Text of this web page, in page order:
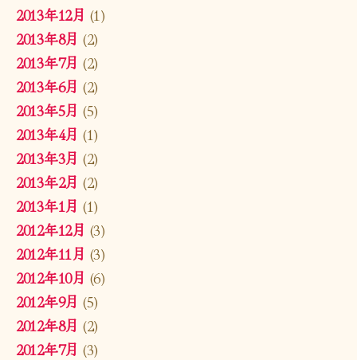
2013年12月 (1)
2013年8月 (2)
2013年7月 (2)
2013年6月 (2)
2013年5月 (5)
2013年4月 (1)
2013年3月 (2)
2013年2月 (2)
2013年1月 (1)
2012年12月 (3)
2012年11月 (3)
2012年10月 (6)
2012年9月 (5)
2012年8月 (2)
2012年7月 (3)